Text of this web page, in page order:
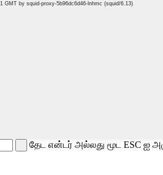
தேட என்டர் அல்லது மூட ESC ஐ